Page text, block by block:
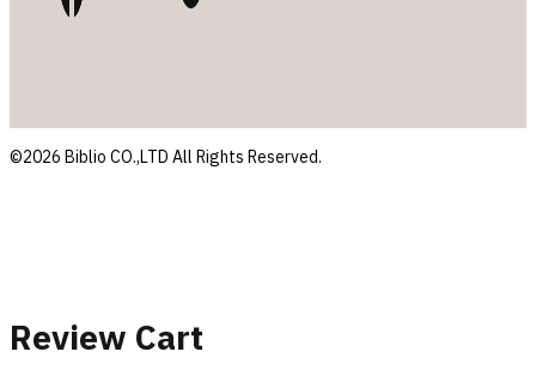
©2026 Biblio CO.,LTD All Rights Reserved.
Review Cart